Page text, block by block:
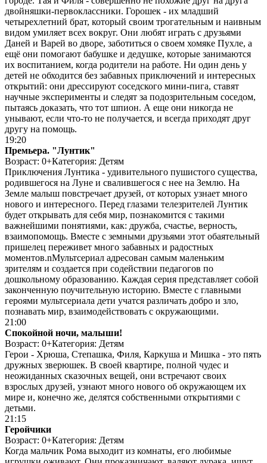
двойняшки-первоклассники. Горошек - их младший
четырехлетний брат, который своим трогательным и наивным
видом умиляет всех вокруг. Они любят играть с друзьями
Даней и Варей во дворе, заботиться о своем хомяке Пухле, а
ещё они помогают бабушке и дедушке, которые занимаются
их воспитанием, когда родители на работе. Ни один день у
детей не обходится без забавных приключений и интересных
открытий: они дрессируют соседского мини-пига, ставят
научные эксперименты и следят за подозрительным соседом,
пытаясь доказать, что тот шпион. А еще они никогда не
унывают, если что-то не получается, и всегда приходят друг
другу на помощь.
19:20
Премьера. "Лунтик"
Возраст: 0+Категория: Детям
Приключения Лунтика - удивительного пушистого существа,
родившегося на Луне и свалившегося с нее на Землю. На
Земле малыш повстречает друзей, от которых узнает много
нового и интересного. Перед глазами телезрителей Лунтик
будет открывать для себя мир, познакомится с такими
важнейшими понятиями, как: дружба, счастье, верность,
взаимопомощь. Вместе с земными друзьями этот обаятельный
пришелец переживет много забавных и радостных
моментов.nМультсериал адресован самым маленьким
зрителям и создается при содействии педагогов по
дошкольному образованию. Каждая серия представляет собой
законченную поучительную историю. Вместе с главными
героями мультсериала дети учатся различать добро и зло,
познавать мир, взаимодействовать с окружающими.
21:00
Спокойной ночи, малыши!
Возраст: 0+Категория: Детям
Герои - Хрюша, Степашка, Филя, Каркуша и Мишка - это пять
дружных зверюшек. В своей квартире, полной чудес и
неожиданных сказочных вещей, они встречают своих
взрослых друзей, узнают много нового об окружающем их
мире и, конечно же, делятся собственными открытиями с
детьми.
21:15
Геройчики
Возраст: 0+Категория: Детям
Когда мальчик Рома выходит из комнаты, его любимые